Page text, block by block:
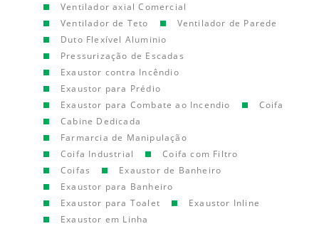
Ventilador axial Comercial
Ventilador de Teto
Ventilador de Parede
Duto Flexível Aluminio
Pressurização de Escadas
Exaustor contra Incêndio
Exaustor para Prédio
Exaustor para Combate ao Incendio
Coifa
Cabine Dedicada
Farmarcia de Manipulação
Coifa Industrial
Coifa com Filtro
Coifas
Exaustor de Banheiro
Exaustor para Banheiro
Exaustor para Toalet
Exaustor Inline
Exaustor em Linha